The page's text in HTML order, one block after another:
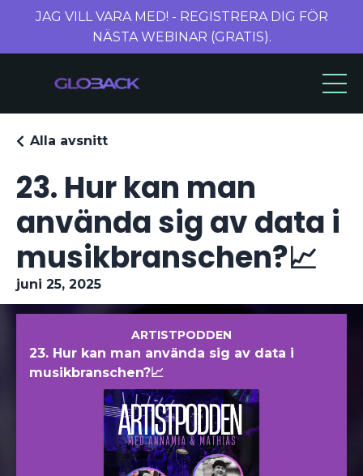
JAG VILL VARA MED! - REGISTRERA DIG FÖR
NÄSTA WEBINAR (GRATIS).
23. Hur kan man
använda sig av data i
musikbranschen?📈
Alla avsnitt
juni 25, 2025